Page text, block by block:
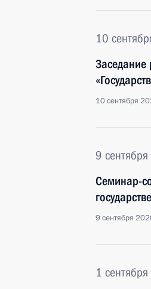
10
Заседание
10 сентября
9
Семинар-
9 сентября
1